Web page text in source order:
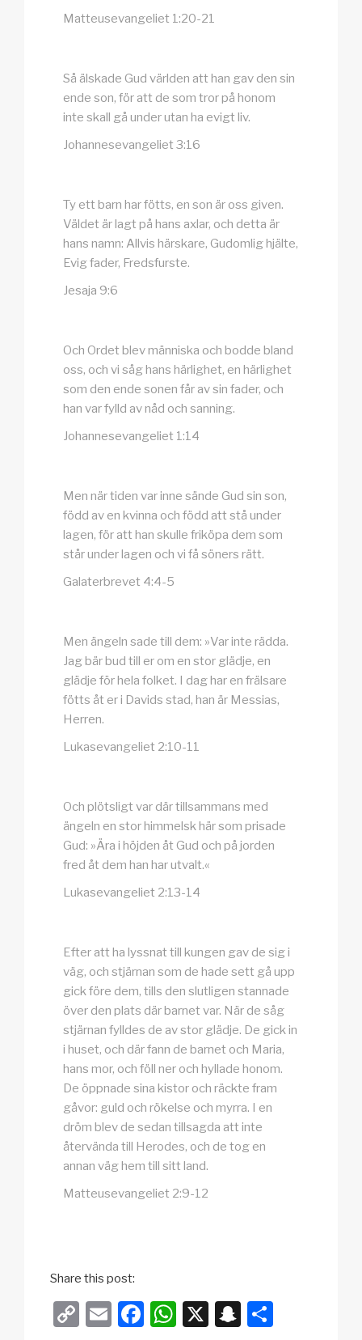
Matteusevangeliet 1:20-21
Så älskade Gud världen att han gav den sin
ende son, för att de som tror på honom
inte skall gå under utan ha evigt liv.
Johannesevangeliet 3:16
Ty ett barn har fötts, en son är oss given.
Väldet är lagt på hans axlar, och detta är
hans namn: Allvis härskare, Gudomlig hjälte,
Evig fader, Fredsfurste.
Jesaja 9:6
Och Ordet blev människa och bodde bland
oss, och vi såg hans härlighet, en härlighet
som den ende sonen får av sin fader, och
han var fylld av nåd och sanning.
Johannesevangeliet 1:14
Men när tiden var inne sände Gud sin son,
född av en kvinna och född att stå under
lagen, för att han skulle friköpa dem som
står under lagen och vi få söners rätt.
Galaterbrevet 4:4-5
Men ängeln sade till dem: »Var inte rädda.
Jag bär bud till er om en stor glädje, en
glädje för hela folket. I dag har en frälsare
fötts åt er i Davids stad, han är Messias,
Herren.
Lukasevangeliet 2:10-11
Och plötsligt var där tillsammans med
ängeln en stor himmelsk här som prisade
Gud: »Ära i höjden åt Gud och på jorden
fred åt dem han har utvalt.«
Lukasevangeliet 2:13-14
Efter att ha lyssnat till kungen gav de sig i
väg, och stjärnan som de hade sett gå upp
gick före dem, tills den slutligen stannade
över den plats där barnet var. När de såg
stjärnan fylldes de av stor glädje. De gick in
i huset, och där fann de barnet och Maria,
hans mor, och föll ner och hyllade honom.
De öppnade sina kistor och räckte fram
gåvor: guld och rökelse och myrra. I en
dröm blev de sedan tillsagda att inte
återvända till Herodes, och de tog en
annan väg hem till sitt land.
Matteusevangeliet 2:9-12
Share this post:
C
E
F
W X
S